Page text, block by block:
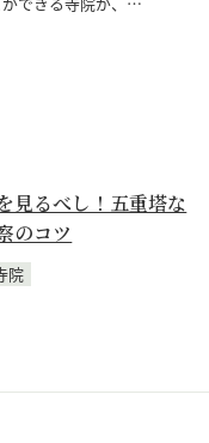
見るべし！五重塔な
のコツ
院